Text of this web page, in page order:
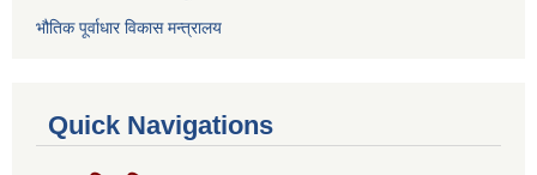
भौतिक पूर्वाधार विकास मन्त्रालय
Quick Navigations